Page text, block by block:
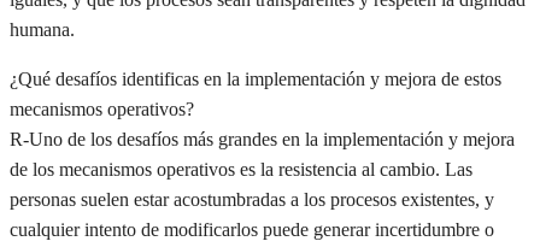
humana.
¿Qué desafíos identificas en la implementación y mejora de estos
mecanismos operativos?
R-Uno de los desafíos más grandes en la implementación y mejora
de los mecanismos operativos es la resistencia al cambio. Las
personas suelen estar acostumbradas a los procesos existentes, y
cualquier intento de modificarlos puede generar incertidumbre o